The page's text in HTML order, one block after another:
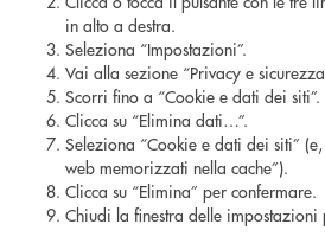
in alto a destra.
Seleziona “Impostazioni”.
Vai alla sezione “Privacy e
Scorri fino a “Cookie e dati dei siti”.
Clicca su “Elimina dati…”.
Seleziona “Cookie e dati dei siti”
web memorizzati nella cache”).
Clicca su “Elimina” per confermare.
Chiudi la finestra delle impostazioni